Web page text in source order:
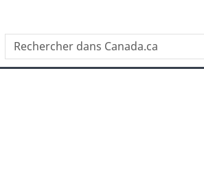
Rechercher
dans
Canada.ca